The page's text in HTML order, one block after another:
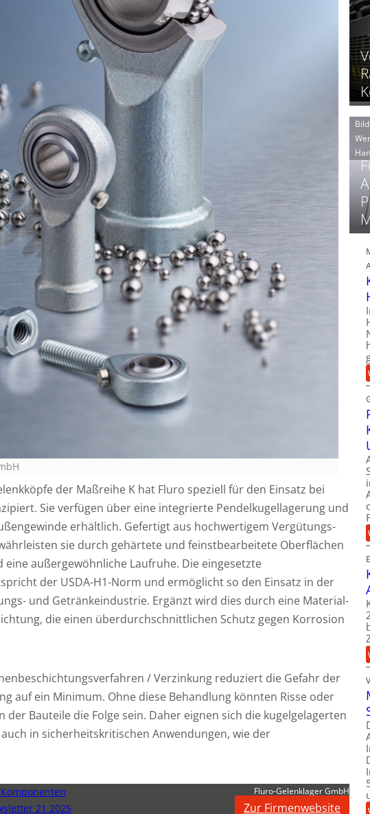
der Maßreihe K hat Fluro speziell für den Einsatz bei
Sie verfügen über eine integrierte Pendelkugellagerung und
erhältlich. Gefertigt aus hochwertigem Vergütungs-
sie durch gehärtete und feinstbearbeitete Oberflächen
eine außergewöhnliche Laufruhe. Die eingesetzte
der USDA-H1-Norm und ermöglicht so den Einsatz in der
und Getränkeindustrie. Ergänzt wird dies durch eine Material-
die einen überdurchschnittlichen Schutz gegen Korrosion
/ Verzinkung reduziert die Gefahr der
auf ein Minimum. Ohne diese Behandlung könnten Risse oder
der Bauteile die Folge sein. Daher eignen sich die kugelgelagerten
in sicherheitskritischen Anwendungen, wie der
21 2025
Fluro-Gelenklager GmbH
Zur Firmenwebsite